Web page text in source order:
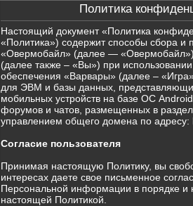
Политика
Настоящий документ «Политика
«Политика») содержит способы сбора
«Овермобайл» (далее —
(далее также – «Вы») при
обеспечения «Варвары» (далее –
для ЭВМ и базы данных,
мобильных устройств на базе ОС
форумов и чатов, размещенных в
управлением общего домена по адресу:
Согласие пользователя
Принимая настоящую Политику, вы
интересах даете свое письменное
Персональной информации в порядке и
настоящей Политикой.